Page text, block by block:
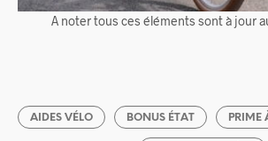
A noter tous ces éléments sont à jour
AIDES VÉLO BONUS ÉTAT PRIME